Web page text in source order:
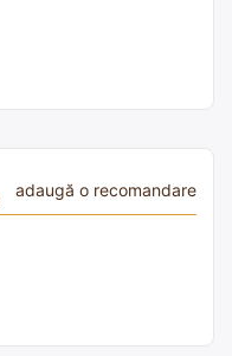
adaugă o recomandare